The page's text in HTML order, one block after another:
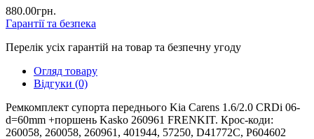
880.00грн.
Гарантії та безпека
Перелік усіх гарантій на товар та безпечну угоду
Огляд товару
Відгуки (0)
Ремкомплект супорта переднього Kia Carens 1.6/2.0 CRDi 06-
d=60mm +поршень Kasko 260961 FRENKIT. Крос-коди:
260058, 260058, 260961, 401944, 57250, D41772C, P604602